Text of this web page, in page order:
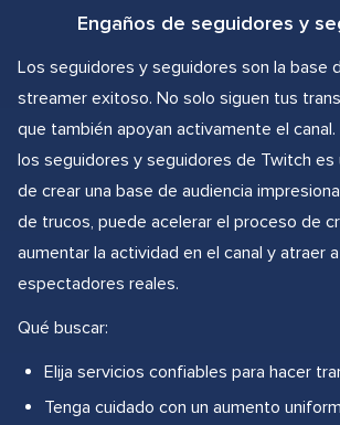
Engaños de seguidores y
Los seguidores y seguidores son la base
streamer exitoso. No solo siguen tus
que también apoyan activamente el
los seguidores y seguidores de Twitch es
de crear una base de audiencia
de trucos, puede acelerar el proceso de
aumentar la actividad en el canal y atraer
espectadores reales.
Qué buscar:
Elija servicios confiables para hacer
Tenga cuidado con un aumento